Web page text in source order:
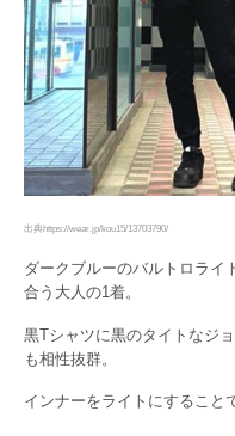
出典https://wear.jp/kou15/13703790/
ダークブルーのバルトロライ
合う大人の1着。
黒Tシャツに黒のタイトなジ
も相性抜群。
インナーをライトにすること